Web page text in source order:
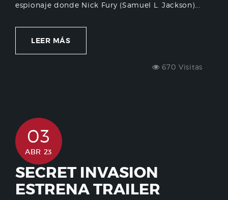
espionaje donde Nick Fury (Samuel L. Jackson)...
LEER MÁS
670 Visitas
03
ABR 23
SECRET INVASION
ESTRENA TRAILER